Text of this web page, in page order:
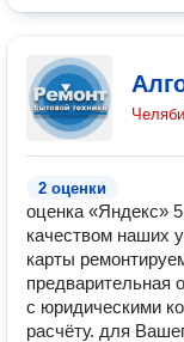
2 оценки
оценка «Яндекс»
качеством наших
карты
предварительная
с юридическими
расчёту. для